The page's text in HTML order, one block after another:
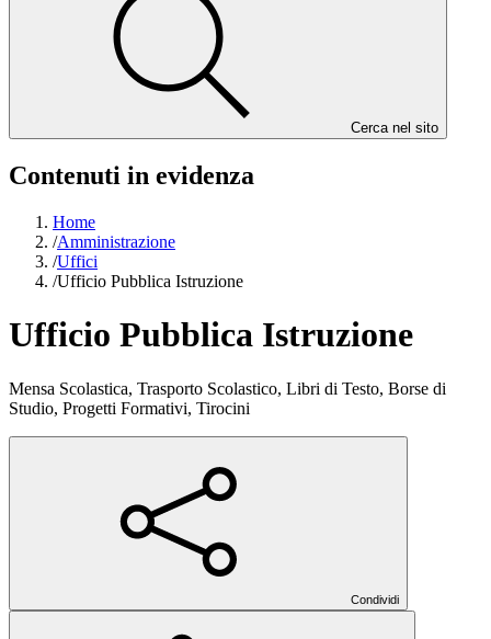
Cerca nel sito
Contenuti in evidenza
Home
/Amministrazione
/Uffici
/Ufficio Pubblica Istruzione
Ufficio Pubblica Istruzione
Mensa Scolastica, Trasporto Scolastico, Libri di Testo, Borse di
Studio, Progetti Formativi, Tirocini
Condividi